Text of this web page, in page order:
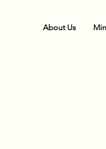
About Us